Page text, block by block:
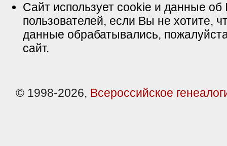
Сайт использует cookie и данные об
пользователей, если Вы не хотите,
данные обрабатывались,
сайт.
© 1998-2026, Всероссийское